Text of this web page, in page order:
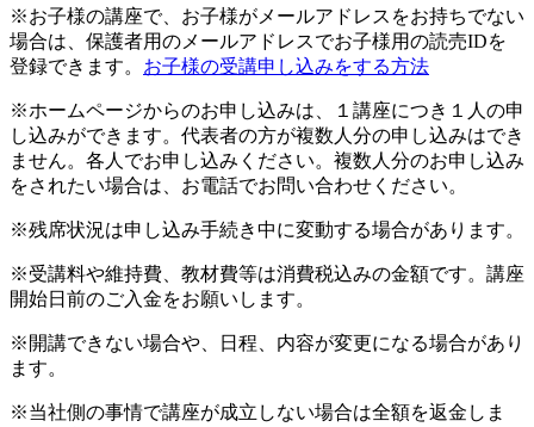
※お子様の講座で、お子様がメールアドレスをお持ちでない
場合は、保護者用のメールアドレスでお子様用の読売IDを
登録できます。 お子様の受講申し込みをする方法
※ホームページからのお申し込みは、１講座につき１人の申
し込みができます。代表者の方が複数人分の申し込みはでき
ません。各人でお申し込みください。複数人分のお申し込み
をされたい場合は、お電話でお問い合わせください。
※残席状況は申し込み手続き中に変動する場合があります。
※受講料や維持費、教材費等は消費税込みの金額です。講座
開始日前のご入金をお願いします。
※開講できない場合や、日程、内容が変更になる場合があり
ます。
※当社側の事情で講座が成立しない場合は全額を返金しま